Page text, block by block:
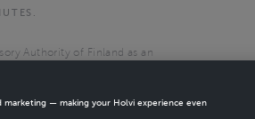
Authority of Finland as an
marketing — making your Holvi experience even